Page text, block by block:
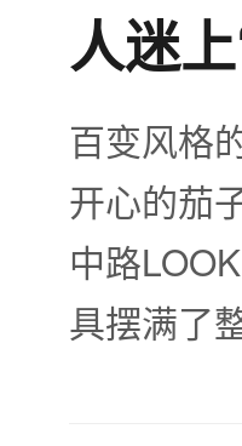
人迷
百变风格
开心的茄
中路
具摆满了